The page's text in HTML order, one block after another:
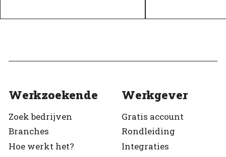
Werkzoekende
Zoek bedrijven
Branches
Hoe werkt het?
Werkgever
Gratis account
Rondleiding
Integraties